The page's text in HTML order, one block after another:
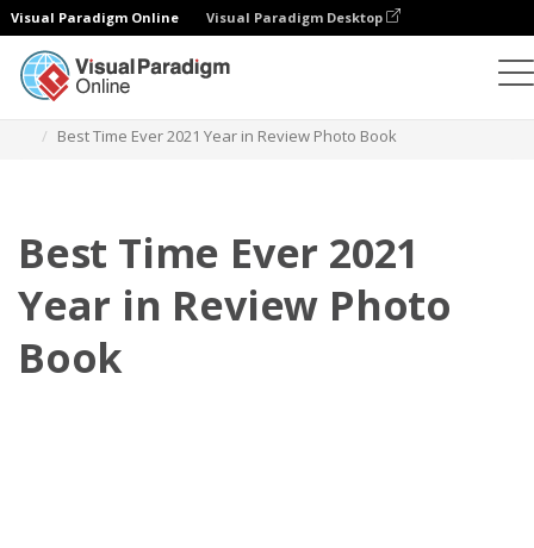
Visual Paradigm Online Visual Paradigm Desktop
Best Time Ever 2021 Year in Review Photo Book
Best Time Ever 2021
Year in Review Photo
Book